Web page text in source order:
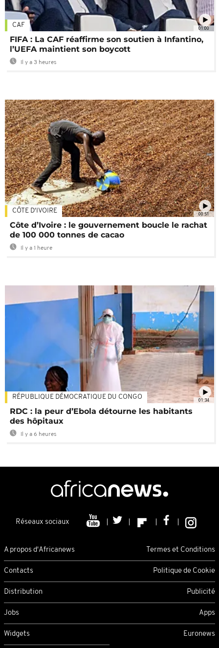
01:00
CAF
FIFA : La CAF réaffirme son soutien à Infantino,
l’UEFA maintient son boycott
Il y a 3 heures
00:51
CÔTE D'IVOIRE
Côte d’Ivoire : le gouvernement boucle le rachat
de 100 000 tonnes de cacao
Il y a 1 heure
01:34
RÉPUBLIQUE DÉMOCRATIQUE DU CONGO
RDC : la peur d’Ebola détourne les habitants
des hôpitaux
Il y a 6 heures
Réseaux sociaux
A propos d'Africanews Termes et Conditions
Contacts Politique de Cookie
Distribution Publicité
Jobs Apps
Widgets Euronews